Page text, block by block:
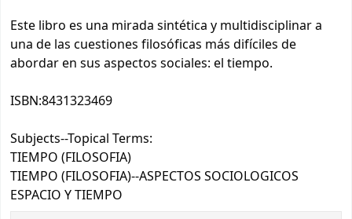
Este libro es una mirada sintética y multidisciplinar a
una de las cuestiones filosóficas más difíciles de
abordar en sus aspectos sociales: el tiempo.
ISBN:8431323469
Subjects--Topical Terms:
TIEMPO (FILOSOFIA)
TIEMPO (FILOSOFIA)--ASPECTOS SOCIOLOGICOS
ESPACIO Y TIEMPO